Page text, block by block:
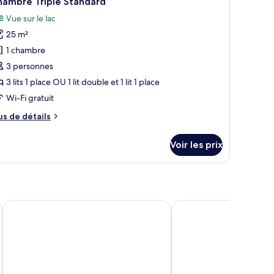
:
Vue sur le lac
25 m²
1 chambre
3 personnes
3 lits 1 place OU 1 lit double et 1 lit 1 place
Wi-Fi gratuit
de détails
Voir les prix
NEW AKÇAABAT HOTEL DoubleTree by Hilton